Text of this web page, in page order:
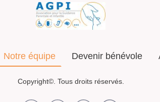
Notre équipe Devenir bénévole
Copyright©. Tous droits réservés.